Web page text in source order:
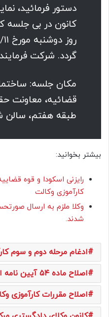
دستور فرمائید،
گردد. شرکت
مکان جلسه:
قضائیه، معاونت
طبقه هفتم، سالن
بیشتر بخوانید:
رایزنی اسکودا و قوه
کارآموزی وکالت
شدند.
ادغام مرحله دوم و سوم
اصلاح ماده ۵۴ آیین نامه اجرایی لایحه استقلال
اصلاح مقررات کارآموزی